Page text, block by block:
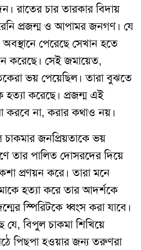
রাতের চার তারকার বিদায়
প্রজন্ম ও আপামর জনগণ। যে
পেরেছে সেখান হতে
করেছে। সেই জমায়েত,
ভয় পেয়েছিল। তারা বুঝতে
হত্যা করেছে। প্রজন্ম এই
করবে না, করার কথাও নয়।
চাকমার জনপ্রিয়তাকে ভয়
তার পালিত দোসরদের দিয়ে
প্রণয়ন করে। তারা মনে
হত্যা করে তার আদর্শকে
স্পিরিটকে ধ্বংস করা যাবে।
যে, বিপুল চাকমা শিখিয়ে
পিছপা হওয়ার জন্য তরুণরা